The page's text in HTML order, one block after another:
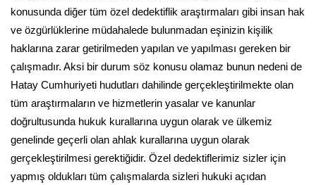
konusunda diğer tüm özel dedektiflik araştırmaları gibi insan hak
ve özgürlüklerine müdahalede bulunmadan eşinizin kişilik
haklarına zarar getirilmeden yapılan ve yapılması gereken bir
çalışmadır. Aksi bir durum söz konusu olamaz bunun nedeni de
Hatay Cumhuriyeti hudutları dahilinde gerçekleştirilmekte olan
tüm araştırmaların ve hizmetlerin yasalar ve kanunlar
doğrultusunda hukuk kurallarına uygun olarak ve ülkemiz
genelinde geçerli olan ahlak kurallarına uygun olarak
gerçekleştirilmesi gerektiğidir. Özel dedektiflerimiz sizler için
yapmış oldukları tüm çalışmalarda sizleri hukuki açıdan